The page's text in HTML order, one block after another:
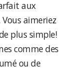
aux
aimeriez
plus simple!
comme des
ou de